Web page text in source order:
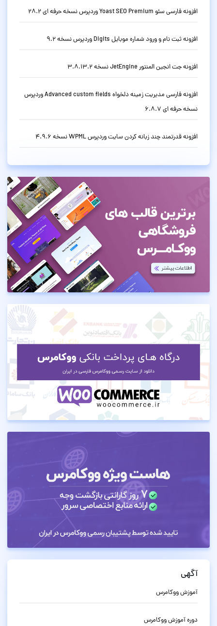
افزونه فارسی سئو Yoast SEO Premium وردپرس نسخه حرفه ای 28.2
افزونه ثبت نام و ورود شماره موبایل Digits وردپرس نسخه 9.2
افزونه جت انجین المنتور JetEngine نسخه 3.8.13.2
افزونه فارسی مدیریت زمینه دلخواه Advanced custom fields وردپرس
نسخه حرفه ای 6.8.7
افزونه قدرتمند چند زبانه کردن سایت وردپرس WPML نسخه 4.9.6
آگهی
آموزش ووکامرس
دوره آموزش ووکامرس